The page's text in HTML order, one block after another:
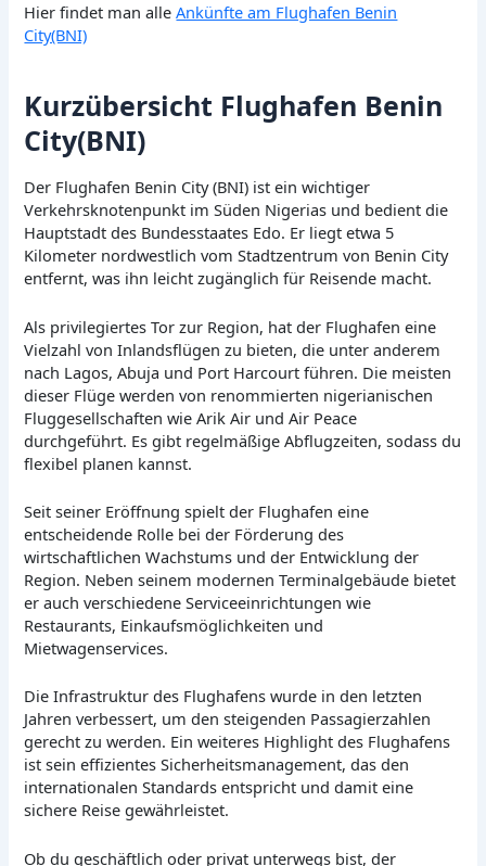
Hier findet man alleAnkünfte am Flughafen Benin
City(BNI)
Kurzübersicht Flughafen Benin
City(BNI)
Der Flughafen Benin City (BNI) ist ein wichtiger
Verkehrsknotenpunkt im Süden Nigerias und bedient die
Hauptstadt des Bundesstaates Edo. Er liegt etwa 5
Kilometer nordwestlich vom Stadtzentrum von Benin City
entfernt, was ihn leicht zugänglich für Reisende macht.
Als privilegiertes Tor zur Region, hat der Flughafen eine
Vielzahl von Inlandsflügen zu bieten, die unter anderem
nach Lagos, Abuja und Port Harcourt führen. Die meisten
dieser Flüge werden von renommierten nigerianischen
Fluggesellschaften wie Arik Air und Air Peace
durchgeführt. Es gibt regelmäßige Abflugzeiten, sodass du
flexibel planen kannst.
Seit seiner Eröffnung spielt der Flughafen eine
entscheidende Rolle bei der Förderung des
wirtschaftlichen Wachstums und der Entwicklung der
Region. Neben seinem modernen Terminalgebäude bietet
er auch verschiedene Serviceeinrichtungen wie
Restaurants, Einkaufsmöglichkeiten und
Mietwagenservices.
Die Infrastruktur des Flughafens wurde in den letzten
Jahren verbessert, um den steigenden Passagierzahlen
gerecht zu werden. Ein weiteres Highlight des Flughafens
ist sein effizientes Sicherheitsmanagement, das den
internationalen Standards entspricht und damit eine
sichere Reise gewährleistet.
Ob du geschäftlich oder privat unterwegs bist, der